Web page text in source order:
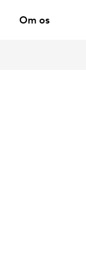
Om os